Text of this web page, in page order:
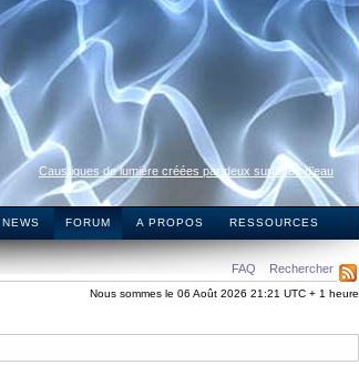
Caustiques de lumière créées par deux surfaces d’eau
NEWS FORUM A PROPOS RESSOURCES
FAQ Rechercher
Nous sommes le 06 Août 2026 21:21 UTC + 1 heure